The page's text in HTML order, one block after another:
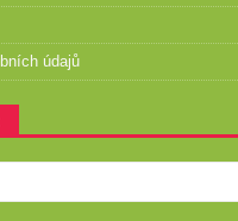
údajů